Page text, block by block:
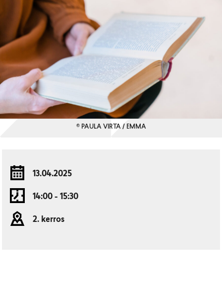
© PAULA VIRTA / EMMA
13.04.2025
14:00 - 15:30
2. kerros